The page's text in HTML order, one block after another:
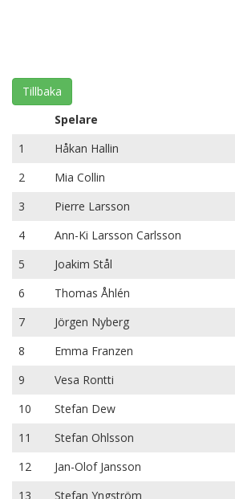
Tillbaka
Spelare
1
Håkan Hallin
2
Mia Collin
3
Pierre Larsson
4
Ann-Ki Larsson Carlsson
5
Joakim Stål
6
Thomas Åhlén
7
Jörgen Nyberg
8
Emma Franzen
9
Vesa Rontti
10
Stefan Dew
11
Stefan Ohlsson
12
Jan-Olof Jansson
13
Stefan Yngström